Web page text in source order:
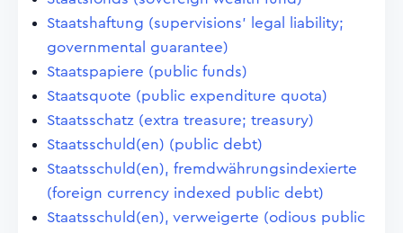
Staatshaftung (supervisions' legal liability;
governmental guarantee)
Staatspapiere (public funds)
Staatsquote (public expenditure quota)
Staatsschatz (extra treasure; treasury)
Staatsschuld(en) (public debt)
Staatsschuld(en), fremdwährungsindexierte
(foreign currency indexed public debt)
Staatsschuld(en), verweigerte (odious public